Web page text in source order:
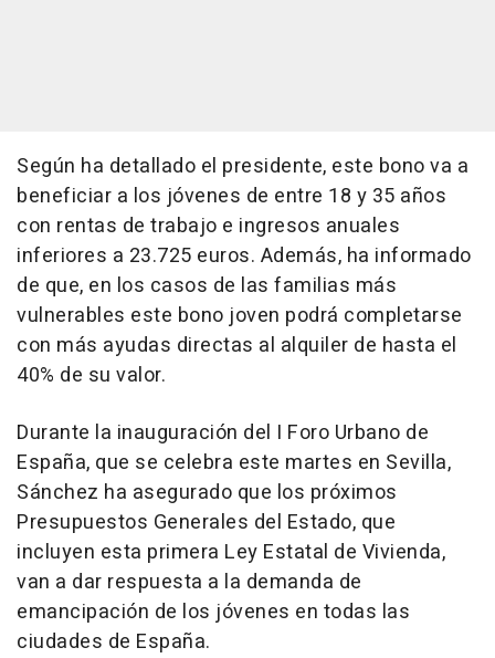
Según ha detallado el presidente, este bono va a
beneficiar a los jóvenes de entre 18 y 35 años
con rentas de trabajo e ingresos anuales
inferiores a 23.725 euros. Además, ha informado
de que, en los casos de las familias más
vulnerables este bono joven podrá completarse
con más ayudas directas al alquiler de hasta el
40% de su valor.
Durante la inauguración del I Foro Urbano de
España, que se celebra este martes en Sevilla,
Sánchez ha asegurado que los próximos
Presupuestos Generales del Estado, que
incluyen esta primera Ley Estatal de Vivienda,
van a dar respuesta a la demanda de
emancipación de los jóvenes en todas las
ciudades de España.